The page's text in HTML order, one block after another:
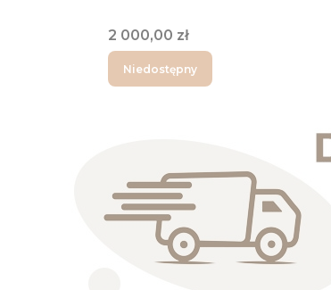
Cena
2 000,00 zł
Niedostępny